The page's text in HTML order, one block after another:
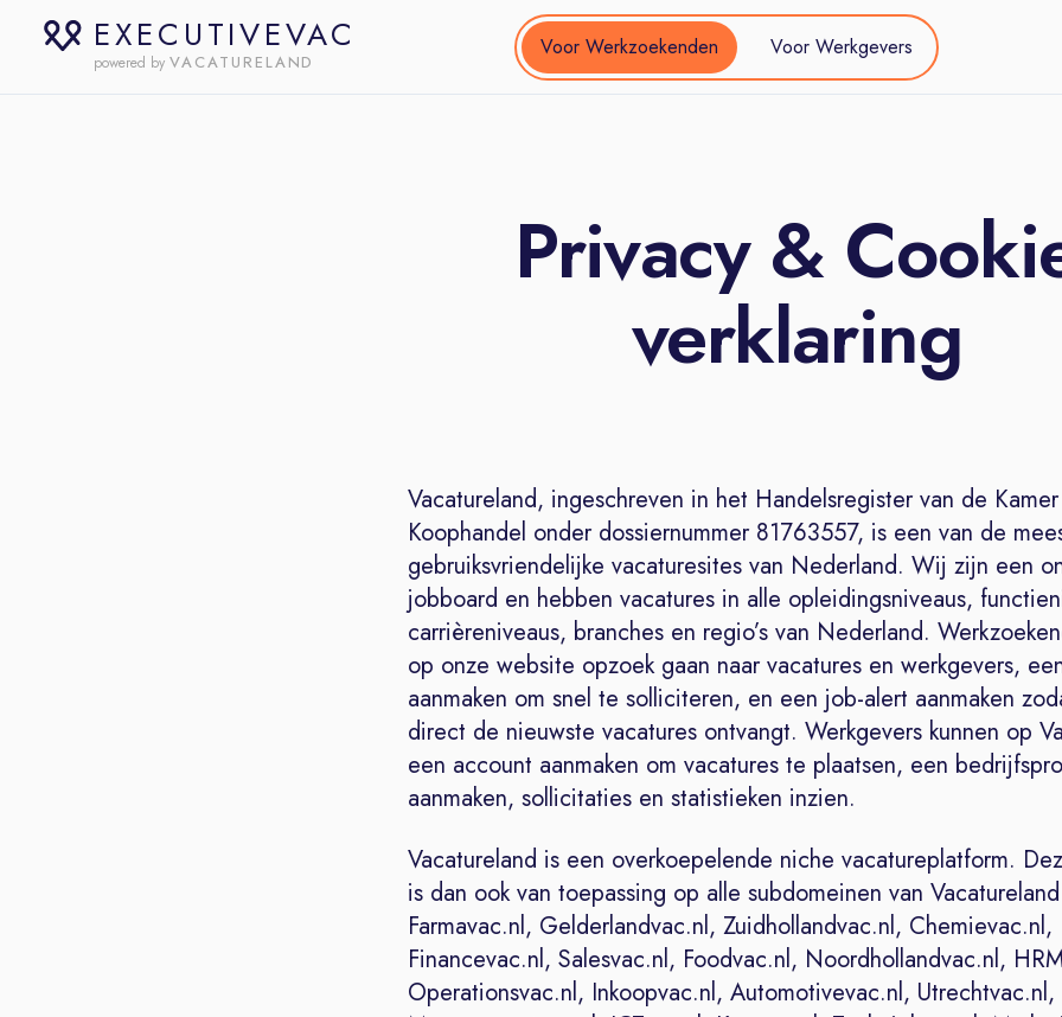
EXECUTIVEVAC
powered by VACATURELAND
Voor Werkzoekenden Voor Werkgevers
Privacy &
verklaring
Vacatureland, ingeschreven in het Handelsregister van de
Koophandel onder dossiernummer 81763557, is een van de
gebruiksvriendelijke vacaturesites van Nederland. Wij zijn een
jobboard en hebben vacatures in alle opleidingsniveaus,
carrièreniveaus, branches en regio’s van Nederland.
op onze website opzoek gaan naar vacatures en werkgevers,
aanmaken om snel te solliciteren, en een job-alert aanmaken
direct de nieuwste vacatures ontvangt. Werkgevers kunnen op
een account aanmaken om vacatures te plaatsen, een
aanmaken, sollicitaties en statistieken inzien.
Vacatureland is een overkoepelende niche vacatureplatform.
is dan ook van toepassing op alle subdomeinen van
Farmavac.nl, Gelderlandvac.nl, Zuidhollandvac.nl, Chemievac.nl,
Financevac.nl, Salesvac.nl, Foodvac.nl, Noordhollandvac.nl,
Operationsvac.nl, Inkoopvac.nl, Automotivevac.nl, Utrechtvac.nl,